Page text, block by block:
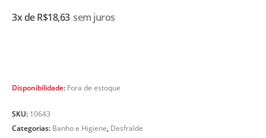
3x deR$18,63 sem juros
Disponibilidade: Fora de estoque
SKU: 10643
Categorias: Banho e Higiene, Desfralde